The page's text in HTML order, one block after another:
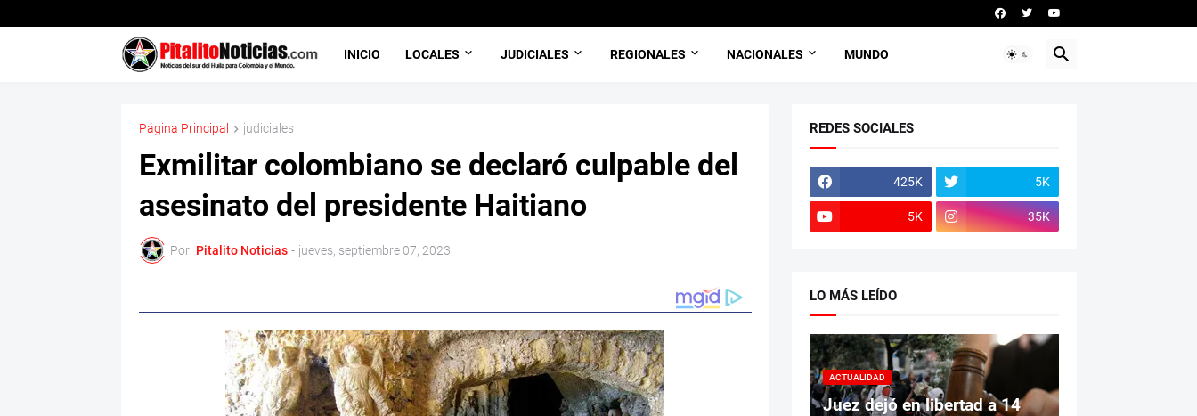
INICIO LOCALES JUDICIALES REGIONALES NACIONALES MUNDO
Página Principal judiciales
Exmilitar colombiano se declaró culpable del
asesinato del presidente Haitiano
Por: Pitalito Noticias - jueves, septiembre 07, 2023
REDES SOCIALES
425K 5K
5K 35K
LO MÁS LEÍDO
ACTUALIDAD
Juez dejó en libertad a 14